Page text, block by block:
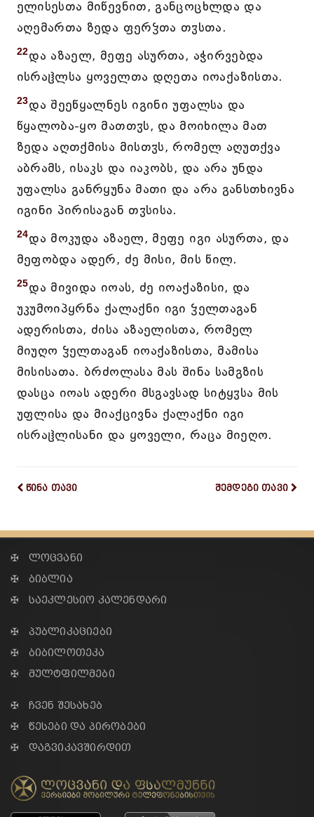
ელისესთა მიწევნით, განცოცხლდა და
აღემართა ზედა ფერჴთა თჳსთა.
22და აზაელ, მეფე ასურთა, აჭირვებდა
ისრაჱლსა ყოველთა დღეთა იოაქაზისთა.
23და შეეწყალნეს იგინი უფალსა და
წყალობა-ყო მათთჳს, და მოიხილა მათ
ზედა აღთქმისა მისთჳს, რომელ აღუთქვა
აბრამს, ისაკს და იაკობს, და არა უნდა
უფალსა განრყუნა მათი და არა განსთხივნა
იგინი პირისაგან თჳსისა.
24და მოკუდა აზაელ, მეფე იგი ასურთა, და
მეფობდა ადერ, ძე მისი, მის წილ.
25და მივიდა იოას, ძე იოაქაზისი, და
უკუმოიპყრნა ქალაქნი იგი ჴელთაგან
ადერისთა, ძისა აზაელისთა, რომელ
მიუღო ჴელთაგან იოაქაზისთა, მამისა
მისისათა. ბრძოლასა მას შინა სამგზის
დასცა იოას ადერი მსგავსად სიტყჳსა მის
უფლისა და მიაქცივნა ქალაქნი იგი
ისრაჱლისანი და ყოველი, რაცა მიეღო.
წინა თავი შემდეგი თავი
✠ ლოცვანი
✠ ბიბლია
✠ საეკლესიო კალენდარი
✠ პუბლიკაციები
✠ ბიბილოთეკა
✠ მულტფილმები
✠ ჩვენ შესახებ
✠ წესები და პირობები
✠ დაგვიკავშირდით